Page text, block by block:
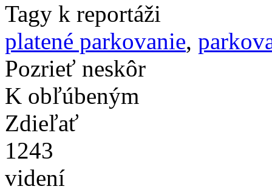
Tagy k reportáži
platené parkovanie,
Pozrieť neskôr
K obľúbeným
Zdieľať
1243
videní